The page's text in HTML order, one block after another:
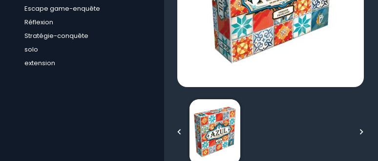
Escape game-enquête
Réflexion
Stratégie-conquête
solo
extension
 